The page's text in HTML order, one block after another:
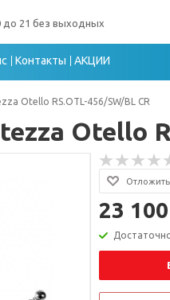
до 21 без выходных
Контакты АКЦИИ
Otello RS.OTL-456/SW/BL CR
Otello
Отложить
23